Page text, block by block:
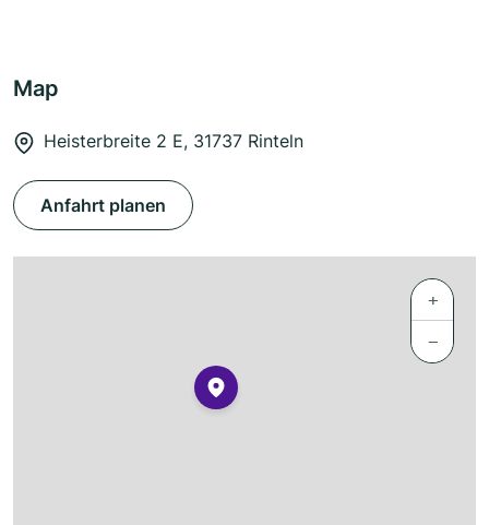
Map
Heisterbreite 2 E, 31737 Rinteln
Anfahrt planen
+
−